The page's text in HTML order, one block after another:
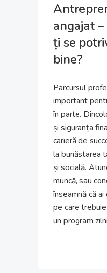
angajat
ți se
bine?
Parcursul
important
în parte.
și siguranța
carieră de
la bunăstarea
și socială.
muncă, sau
înseamnă că
pe care
un program